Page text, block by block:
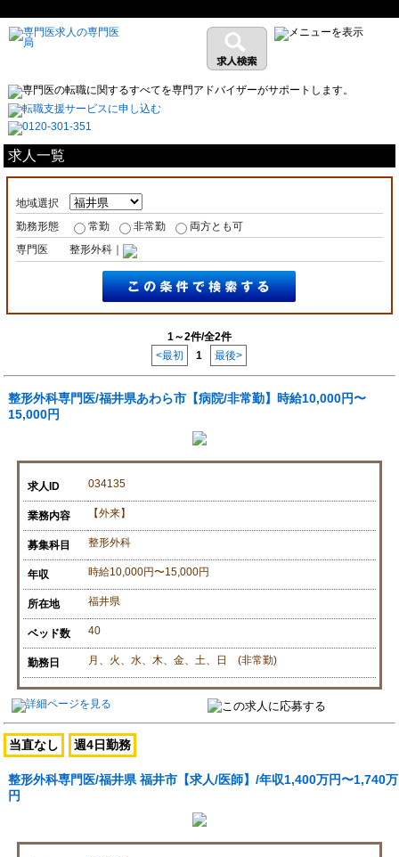
求人一覧
地域選択
勤務形態
常勤 非常勤
両方とも可
専門医
整形外科｜
1～2件/全2件
<最初
1 最後>
整形外科専門医/福井県あわら市【病院/非常勤】時給10,000円〜
15,000円
求人ID 034135
業務内容 【外来】
募集科目 整形外科
年収 時給10,000円〜15,000円
所在地 福井県
ベッド数 40
勤務日 月、火、水、木、金、土、日 (非常勤)
当直なし 週4日勤務
整形外科専門医/福井県 福井市【求人/医師】/年収1,400万円〜1,740万
円